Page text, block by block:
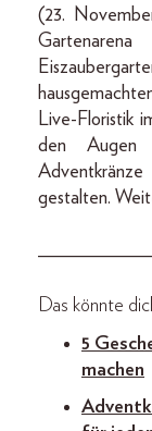
(23.
Live-Floristik
den Augen
gestalten.
Das könnte
5
machen